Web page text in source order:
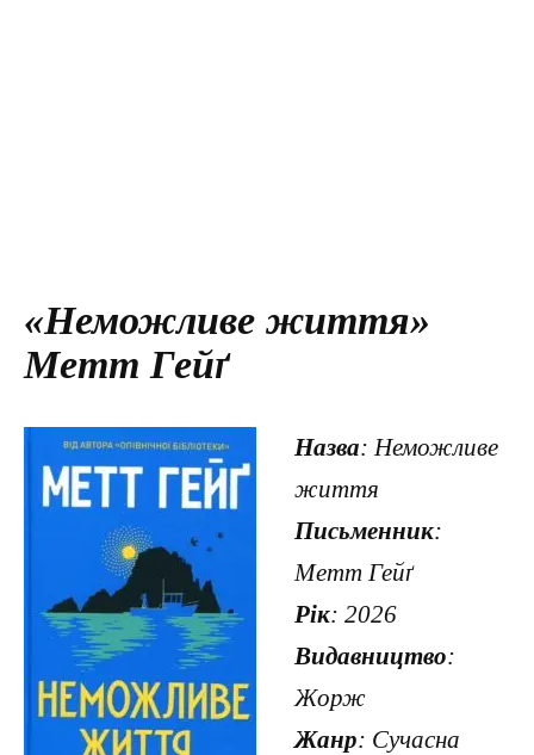
«Неможливе життя»
Метт Гейґ
Назва: Неможливе
життя
Письменник:
Метт Гейґ
Рік: 2026
Видавництво:
Жорж
Жанр: Сучасна